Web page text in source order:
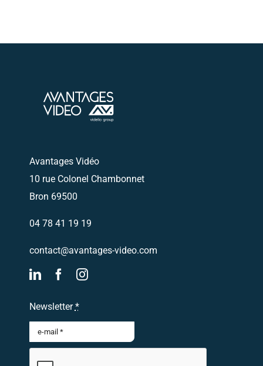
Avantages Vidéo
10 rue Colonel Chambonnet
Bron 69500
04 78 41 19 19
contact@avantages-video.com
Newsletter*